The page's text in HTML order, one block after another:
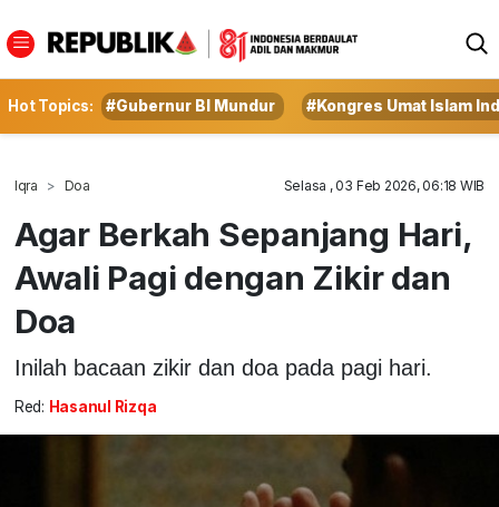
Hot Topics: #Gubernur BI Mundur #Kongres Umat Islam
Iqra Doa Selasa , 03 Feb 2026, 06:18 WIB
Agar Berkah Sepanjang Hari,
Awali Pagi dengan Zikir dan
Doa
Inilah bacaan zikir dan doa pada pagi hari.
Red: Hasanul Rizqa